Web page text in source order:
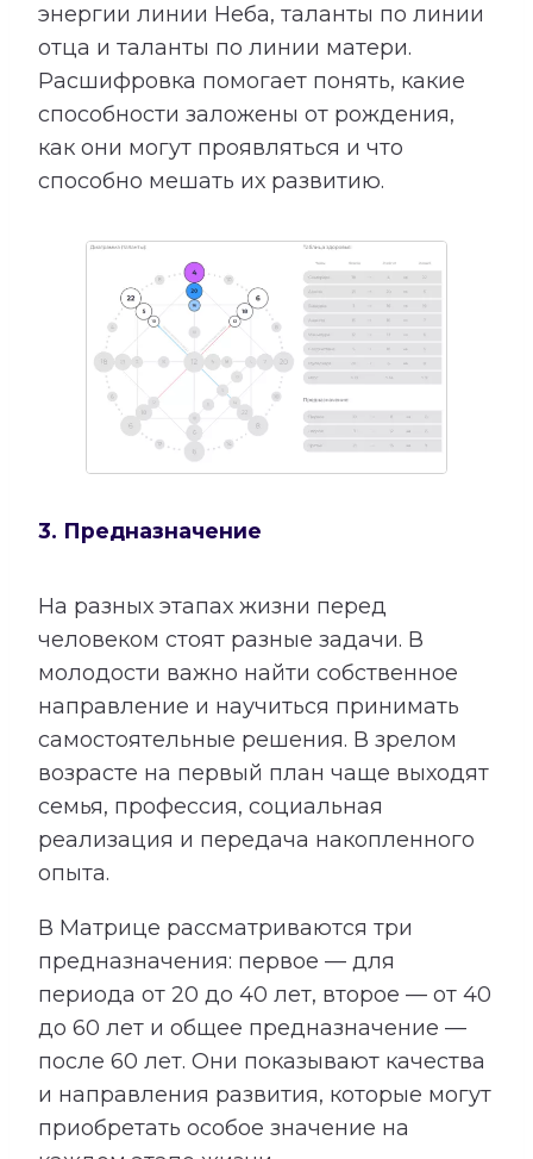
энергии линии Неба, таланты по линии
отца и таланты по линии матери.
Расшифровка помогает понять, какие
способности заложены от рождения,
как они могут проявляться и что
способно мешать их развитию.
3. Предназначение
На разных этапах жизни перед
человеком стоят разные задачи. В
молодости важно найти собственное
направление и научиться принимать
самостоятельные решения. В зрелом
возрасте на первый план чаще выходят
семья, профессия, социальная
реализация и передача накопленного
опыта.
В Матрице рассматриваются три
предназначения: первое — для
периода от 20 до 40 лет, второе — от 40
до 60 лет и общее предназначение —
после 60 лет. Они показывают качества
и направления развития, которые могут
приобретать особое значение на